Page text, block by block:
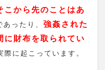
こから先のことはあ
あったり、 強姦された
に財布を取られてい
に起こっています。